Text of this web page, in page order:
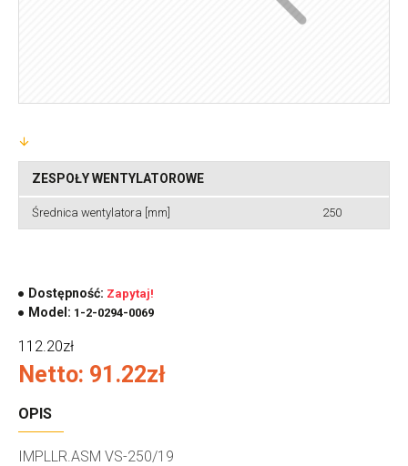
ZESPOŁY WENTYLATOROWE
Średnica wentylatora [mm] 250
Dostępność: Zapytaj!
Model: 1-2-0294-0069
112.20zł
Netto: 91.22zł
OPIS
IMPLLR.ASM VS-250/19